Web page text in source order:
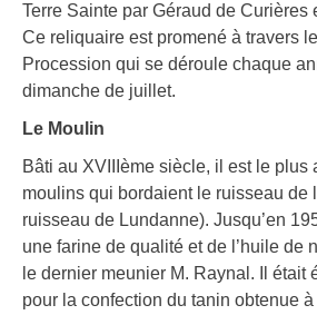
Terre Sainte par Géraud de Curières
Ce reliquaire est promené à travers
Procession qui se déroule chaque
dimanche de juillet.
Le Moulin
Bâti au XVIIIème siècle, il est le plus
moulins qui bordaient le ruisseau de
ruisseau de Lundanne). Jusqu’en
une farine de qualité et de l’huile de
le dernier meunier M. Raynal. Il était
pour la confection du tanin obtenue à